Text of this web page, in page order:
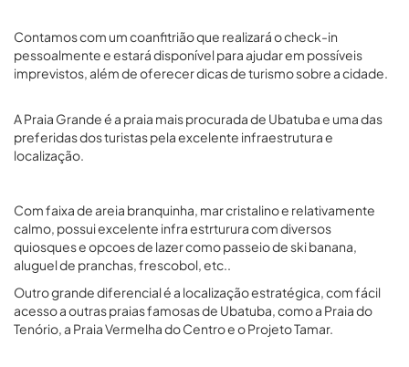
Contamos com um coanfitrião que realizará o check-in
pessoalmente e estará disponível para ajudar em possíveis
imprevistos, além de oferecer dicas de turismo sobre a cidade.
A Praia Grande é a praia mais procurada de Ubatuba e uma das
preferidas dos turistas pela excelente infraestrutura e
localização.
Com faixa de areia branquinha, mar cristalino e relativamente
calmo, possui excelente infra estrturura com diversos
quiosques e opcoes de lazer como passeio de ski banana,
aluguel de pranchas, frescobol, etc..
Outro grande diferencial é a localização estratégica, com fácil
acesso a outras praias famosas de Ubatuba, como a Praia do
Tenório, a Praia Vermelha do Centro e o Projeto Tamar.